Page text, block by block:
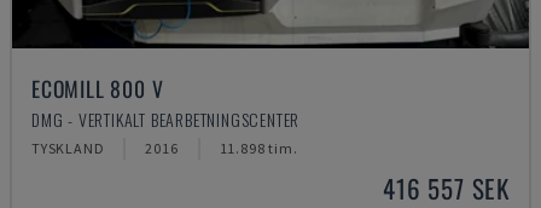
ECOMILL 800 V
DMG - VERTIKALT BEARBETNINGSCENTER
TYSKLAND 2016 11.898 tim.
416 557 SEK